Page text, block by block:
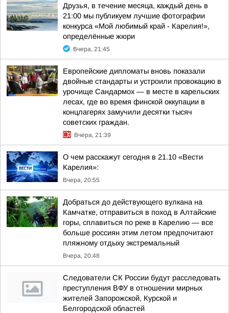
Друзья, в течение месяца, каждый день в
21:00 мы публикуем лучшие фотографии
конкурса «Мой любимый край - Карелия!»,
определённые жюри
Вчера, 21:45
Европейские дипломаты вновь показали
двойные стандарты и устроили провокацию в
урочище Сандармох — в месте в карельских
лесах, где во время финской оккупации в
концлагерях замучили десятки тысяч
советских граждан.
Вчера, 21:39
О чем расскажут сегодня в 21.10 «Вести
Карелия»:
Вчера, 20:55
Добраться до действующего вулкана на
Камчатке, отправиться в поход в Алтайские
горы, сплавиться по реке в Карелию — все
больше россиян этим летом предпочитают
пляжному отдыху экстремальный
Вчера, 20:48
Следователи СК России будут расследовать
преступления ВФУ в отношении мирных
жителей Запорожской, Курской и
Белгородской областей